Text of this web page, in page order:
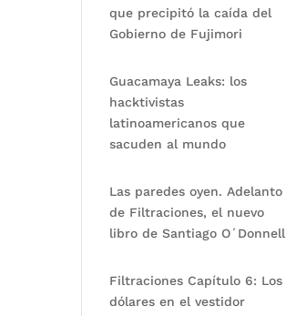
que precipitó la caída del
Gobierno de Fujimori
Guacamaya Leaks: los
hacktivistas
latinoamericanos que
sacuden al mundo
Las paredes oyen. Adelanto
de Filtraciones, el nuevo
libro de Santiago O´Donnell
Filtraciones Capítulo 6: Los
dólares en el vestidor